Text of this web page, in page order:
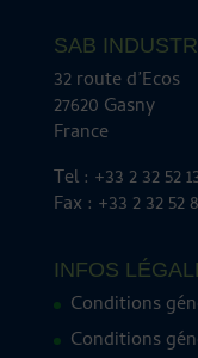
SAB
32 route d’Ecos
27620 Gasny
France
Tel : +33 2 32 52
Fax : +33 2 32 52
INFOS
Conditions
Conditions